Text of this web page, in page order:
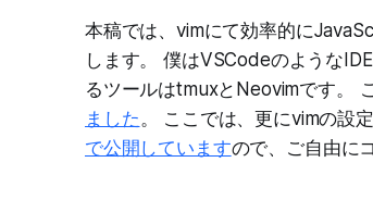
本稿では、vimにて効率的に
します。 僕はVSCodeのような
るツールはtmuxとNeovimです。
ました 。 ここでは、更にvimの設
で公開していますので、ご自由に